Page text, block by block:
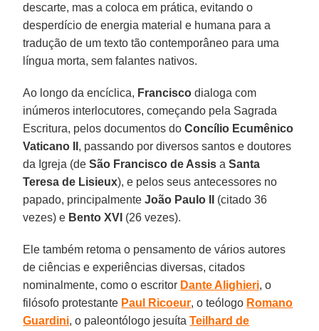
descarte, mas a coloca em prática, evitando o
desperdício de energia material e humana para a
tradução de um texto tão contemporâneo para uma
língua morta, sem falantes nativos.
Ao longo da encíclica, Francisco dialoga com
inúmeros interlocutores, começando pela Sagrada
Escritura, pelos documentos doConcílio Ecumênico
Vaticano II , passando por diversos santos e doutores
da Igreja (deSão Francisco de Assis aSanta
Teresa de Lisieux), e pelos seus antecessores no
papado, principalmenteJoão Paulo II
(citado 36
vezes) e Bento XVI (26 vezes).
Ele também retoma o pensamento de vários autores
de ciências e experiências diversas, citados
nominalmente, como o escritor Dante Alighieri, o
filósofo protestante Paul Ricoeur, o teólogo Romano
Guardini, o paleontólogo jesuítaTeilhard de